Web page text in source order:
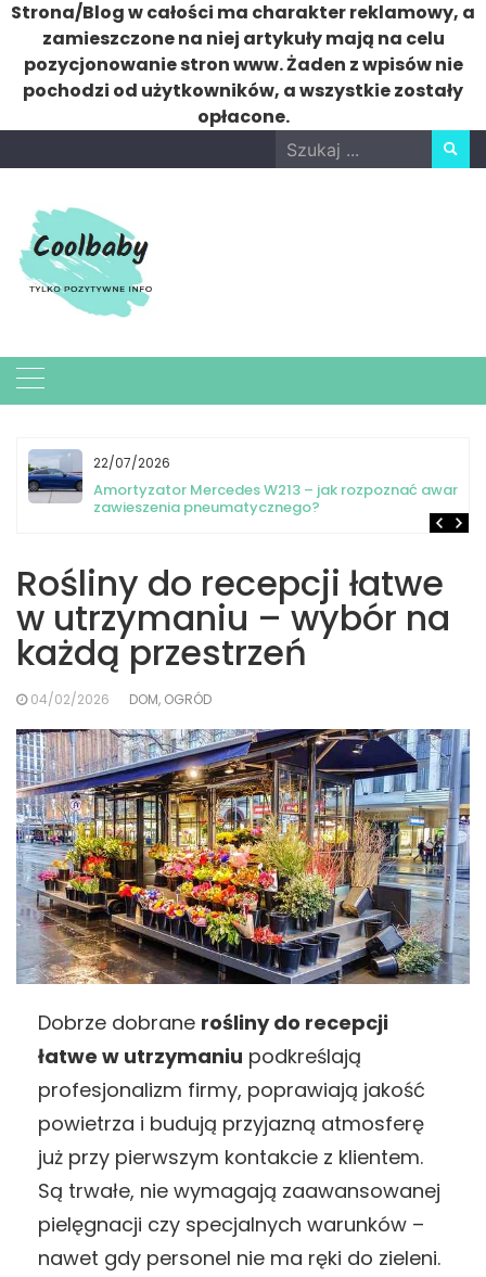
Strona/Blog w całości ma charakter reklamowy, a
zamieszczone na niej artykuły mają na celu
pozycjonowanie stron www. Żaden z wpisów nie
pochodzi od użytkowników, a wszystkie zostały
opłacone.
to
Search
for:
22/07/2026
Amortyzator Mercedes W213 – jak rozpoznać awarię
zawieszenia pneumatycznego?
Rośliny do recepcji łatwe
w utrzymaniu – wybór na
każdą przestrzeń
04/02/2026 DOM, OGRÓD
Dobrze dobrane rośliny do recepcji
łatwe w utrzymaniu podkreślają
profesjonalizm firmy, poprawiają jakość
powietrza i budują przyjazną atmosferę
już przy pierwszym kontakcie z klientem.
Są trwałe, nie wymagają zaawansowanej
pielęgnacji czy specjalnych warunków –
nawet gdy personel nie ma ręki do zieleni.